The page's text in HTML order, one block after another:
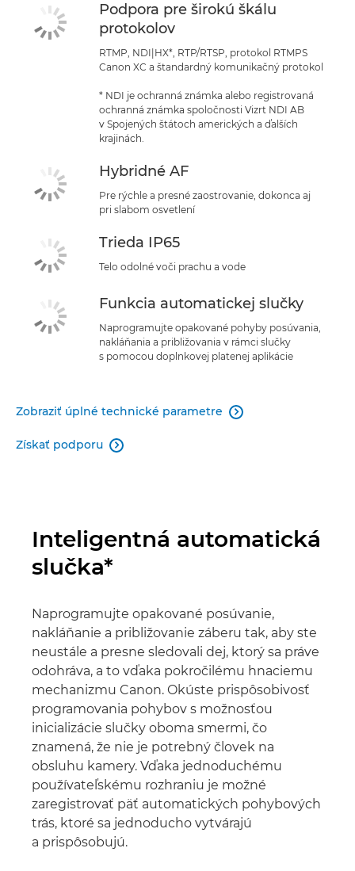
Podpora pre širokú škálu
protokolov
RTMP, NDI|HX*, RTP/RTSP, protokol RTMPS
Canon XC a štandardný komunikačný protokol
* NDI je ochranná známka alebo registrovaná
ochranná známka spoločnosti Vizrt NDI AB
v Spojených štátoch amerických a ďalších
krajinách.
Hybridné AF
Pre rýchle a presné zaostrovanie, dokonca aj
pri slabom osvetlení
Trieda IP65
Telo odolné voči prachu a vode
Funkcia automatickej slučky
Naprogramujte opakované pohyby posúvania,
nakláňania a približovania v rámci slučky
s pomocou doplnkovej platenej aplikácie
Zobraziť úplné technické parametre 
Získať podporu 
Inteligentná automatická
slučka*
Naprogramujte opakované posúvanie,
nakláňanie a približovanie záberu tak, aby ste
neustále a presne sledovali dej, ktorý sa práve
odohráva, a to vďaka pokročilému hnaciemu
mechanizmu Canon. Okúste prispôsobivosť
programovania pohybov s možnosťou
inicializácie slučky oboma smermi, čo
znamená, že nie je potrebný človek na
obsluhu kamery. Vďaka jednoduchému
používateľskému rozhraniu je možné
zaregistrovať päť automatických pohybových
trás, ktoré sa jednoducho vytvárajú
a prispôsobujú.